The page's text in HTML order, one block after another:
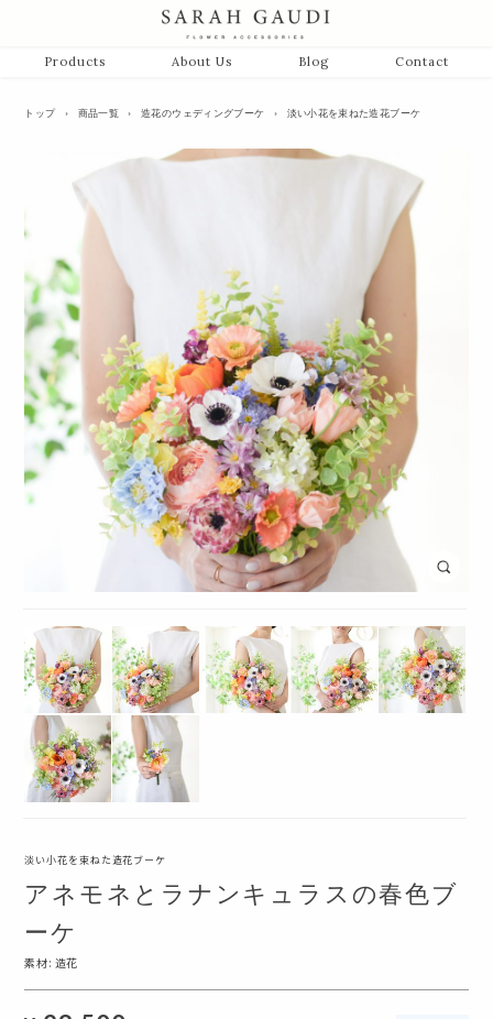
Products About Us Blog Contact
トップ › 商品一覧 › 造花のウェディングブーケ › 淡い小花を束ねた造花ブーケ
淡い小花を束ねた造花ブーケ
アネモネとラナンキュラスの春色ブ
ーケ
素材: 造花